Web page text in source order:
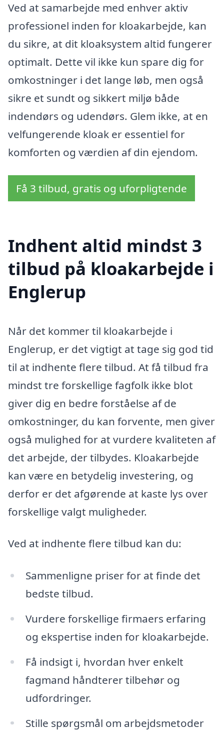
Ved at samarbejde med enhver aktiv
professionel inden for kloakarbejde, kan
du sikre, at dit kloaksystem altid fungerer
optimalt. Dette vil ikke kun spare dig for
omkostninger i det lange løb, men også
sikre et sundt og sikkert miljø både
indendørs og udendørs. Glem ikke, at en
velfungerende kloak er essentiel for
komforten og værdien af din ejendom.
Få 3 tilbud, gratis og uforpligtende
Indhent altid mindst 3
tilbud på kloakarbejde i
Englerup
Når det kommer til kloakarbejde i
Englerup, er det vigtigt at tage sig god tid
til at indhente flere tilbud. At få tilbud fra
mindst tre forskellige fagfolk ikke blot
giver dig en bedre forståelse af de
omkostninger, du kan forvente, men giver
også mulighed for at vurdere kvaliteten af
det arbejde, der tilbydes. Kloakarbejde
kan være en betydelig investering, og
derfor er det afgørende at kaste lys over
forskellige valgt muligheder.
Ved at indhente flere tilbud kan du:
Sammenligne priser for at finde det
bedste tilbud.
Vurdere forskellige firmaers erfaring
og ekspertise inden for kloakarbejde.
Få indsigt i, hvordan hver enkelt
fagmand håndterer tilbehør og
udfordringer.
Stille spørgsmål om arbejdsmetoder